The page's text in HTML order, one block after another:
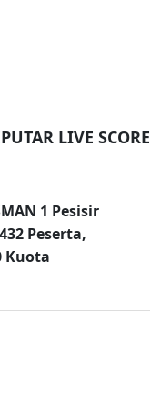
LIVE SCORE
1 Pesisir
Peserta,
Kuota